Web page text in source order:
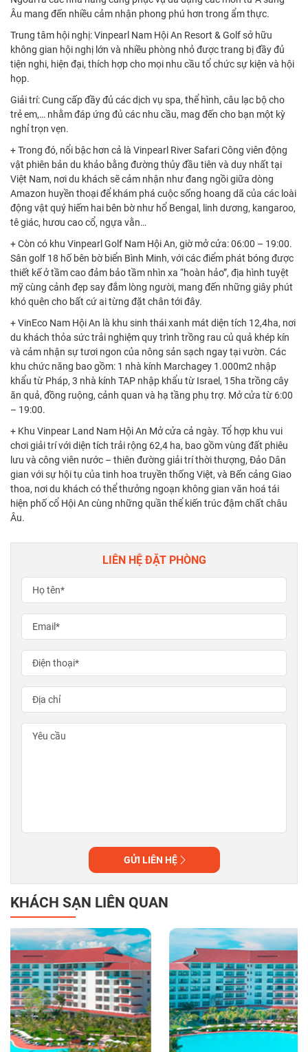
Âu mang đến nhiều cảm nhận phong phú hơn trong ẩm thực.
Trung tâm hội nghị: Vinpearl Nam Hội An Resort & Golf sở hữu
không gian hội nghị lớn và nhiều phòng nhỏ được trang bị đầy đủ
tiện nghi, hiện đại, thích hợp cho mọi nhu cầu tổ chức sự kiện và hội
họp.
Giải trí: Cung cấp đầy đủ các dịch vụ spa, thể hình, câu lạc bộ cho
trẻ em,… nhằm đáp ứng đủ các nhu cầu, mag đến cho bạn một kỳ
nghỉ trọn vẹn.
+ Trong đó, nổi bậc hơn cả là Vinpearl River Safari Công viên động
vật phiên bản du khảo bằng đường thủy đầu tiên và duy nhất tại
Việt Nam, nơi du khách sẽ cảm nhận như đang ngồi giữa dòng
Amazon huyền thoại để khám phá cuộc sống hoang dã của các loài
động vật quý hiếm hai bên bờ như hổ Bengal, linh dương, kangaroo,
tê giác, hươu cao cổ, ngựa vằn…
+ Còn có khu Vinpearl Golf Nam Hội An, giờ mở cửa: 06:00 – 19:00.
Sân golf 18 hố bên bờ biển Bình Minh, với các điểm phát bóng được
thiết kế ở tầm cao đảm bảo tầm nhìn xa “hoàn hảo”, địa hình tuyệt
mỹ cùng cảnh đẹp say đắm lòng người, mang đến những giây phút
khó quên cho bất cứ ai từng đặt chân tới đây.
+ VinEco Nam Hội An là khu sinh thái xanh mát diện tích 12,4ha, nơi
du khách thỏa sức trải nghiệm quy trình trồng rau củ quả khép kín
và cảm nhận sự tươi ngon của nông sản sạch ngay tại vườn. Các
khu chức năng bao gồm: 1 nhà kính Marchagey 1.000m2 nhập
khẩu từ Pháp, 3 nhà kính TAP nhập khẩu từ Israel, 15ha trồng cây
ăn quả, đồng ruộng, cảnh quan và hạ tầng phụ trợ. Mở cửa từ 6:00
– 19:00.
+ Khu Vinpear Land Nam Hội An Mở cửa cả ngày. Tổ hợp khu vui
chơi giải trí với diện tích trải rộng 62,4 ha, bao gồm vùng đất phiêu
lưu và công viên nước – thiên đường giải trí thời thượng, Đảo Dân
gian với sự hội tụ của tinh hoa truyền thống Việt, và Bến cảng Giao
thoa, nơi du khách có thể thưởng ngoạn không gian văn hoá tái
hiện phố cổ Hội An cùng những quần thể kiến trúc đậm chất châu
Âu.
LIÊN HỆ ĐẶT PHÒNG
GỬI LIÊN HỆ
KHÁCH SẠN LIÊN QUAN
Phú